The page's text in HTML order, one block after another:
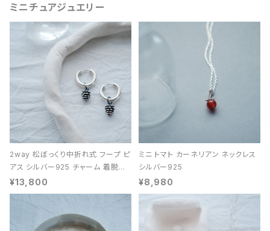
ミニチュアジュエリー
2way 松ぼっくり中折れ式 フープ ピ
アス シルバー925 チャーム 着脱可
能 レディース ユニセックス
¥13,800
ミニ トマト カーネリアン ネックレス
シルバー925
¥8,980